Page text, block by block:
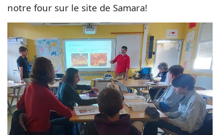
notre four sur le site de Samara!